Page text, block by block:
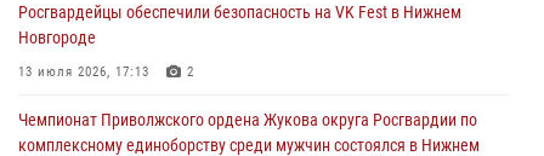
13 июля 2026, 06:45
Росгвардейцы предотвратили серию краж в Нижнем Новгороде
Росгвардейцы обеспечили безопасность на VK Fest в Нижнем
Новгороде
13 июля 2026, 17:13 2
Чемпионат Приволжского ордена Жукова округа Росгвардии по
комплексному единоборству среди мужчин состоялся в Нижнем